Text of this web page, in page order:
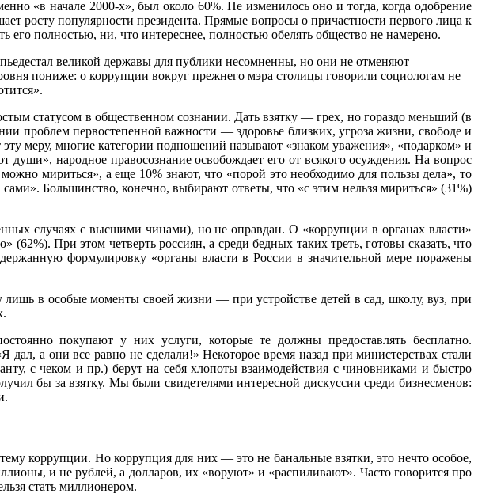
«в начале 2000-х», был около 60%. Не изменилось оно и тогда, когда одобрение
росту популярности президента. Прямые вопросы о причастности первого лица к
его полностью, ни, что интереснее, полностью обелять общество не намерено.
великой державы для публики несомненны, но они не отменяют
пониже: о коррупции вокруг прежнего мэра столицы говорили социологам не
статусом в общественном сознании. Дать взятку — грех, но гораздо меньший (в
проблем первостепенной важности — здоровье близких, угроза жизни, свободе и
меру, многие категории подношений называют «знаком уважения», «подарком» и
души», народное правосознание освобождает его от всякого осуждения. На вопрос
мириться», а еще 10% знают, что «порой это необходимо для пользы дела», то
Большинство, конечно, выбирают ответы, что «с этим нельзя мириться» (31%)
случаях с высшими чинами), но не оправдан. О «коррупции в органах власти»
При этом четверть россиян, а среди бедных таких треть, готовы сказать, что
формулировку «органы власти в России в значительной мере поражены
лишь в особые моменты своей жизни — при устройстве детей в сад, школу, вуз, при
покупают у них услуги, которые те должны предоставлять бесплатно.
а они все равно не сделали!» Некоторое время назад при министерствах стали
с чеком и пр.) берут на себя хлопоты взаимодействия с чиновниками и быстро
бы за взятку. Мы были свидетелями интересной дискуссии среди бизнесменов:
коррупции. Но коррупция для них — это не банальные взятки, это нечто особое,
и не рублей, а долларов, их «воруют» и «распиливают». Часто говорится про
стать миллионером.